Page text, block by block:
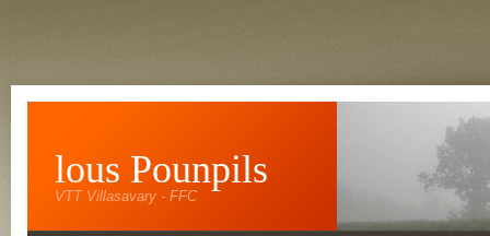
lous Pounpils
VTT Villasavary - FFC